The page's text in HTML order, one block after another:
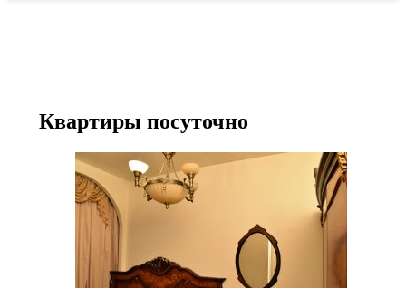
Квартиры посуточно